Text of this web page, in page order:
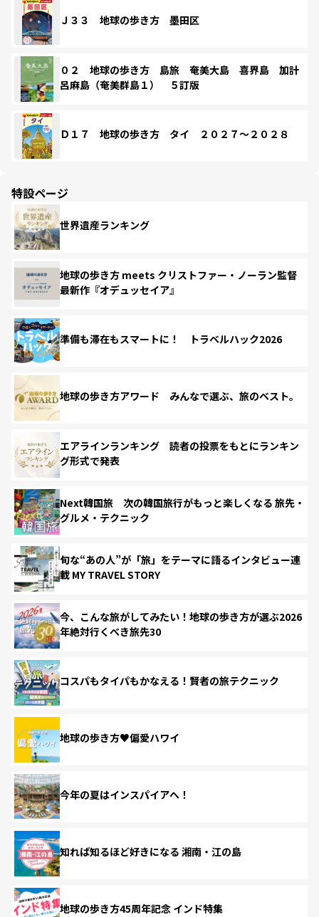
Ｊ３３ 地球の歩き方 墨田区
０２ 地球の歩き方 島旅 奄美大島 喜界島 加計
呂麻島（奄美群島１） ５訂版
Ｄ１７ 地球の歩き方 タイ ２０２７～２０２８
特設ページ
世界遺産ランキング
地球の歩き方 meets クリストファー・ノーラン監督
最新作『オデュッセイア』
準備も滞在もスマートに！ トラベルハック2026
地球の歩き方アワード みんなで選ぶ、旅のベスト。
エアラインランキング 読者の投票をもとにランキン
グ形式で発表
Next韓国旅 次の韓国旅行がもっと楽しくなる 旅先・
グルメ・テクニック
旬な“あの人”が「旅」をテーマに語るインタビュー連
載 MY TRAVEL STORY
今、こんな旅がしてみたい！地球の歩き方が選ぶ2026
年絶対行くべき旅先30
コスパもタイパもかなえる！賢者の旅テクニック
地球の歩き方♥偏愛ハワイ
今年の夏はインスパイアへ！
知れば知るほど好きになる 湘南・江の島
地球の歩き方45周年記念 インド特集